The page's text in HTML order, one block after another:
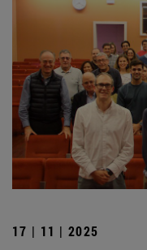
17 | 11 | 2025